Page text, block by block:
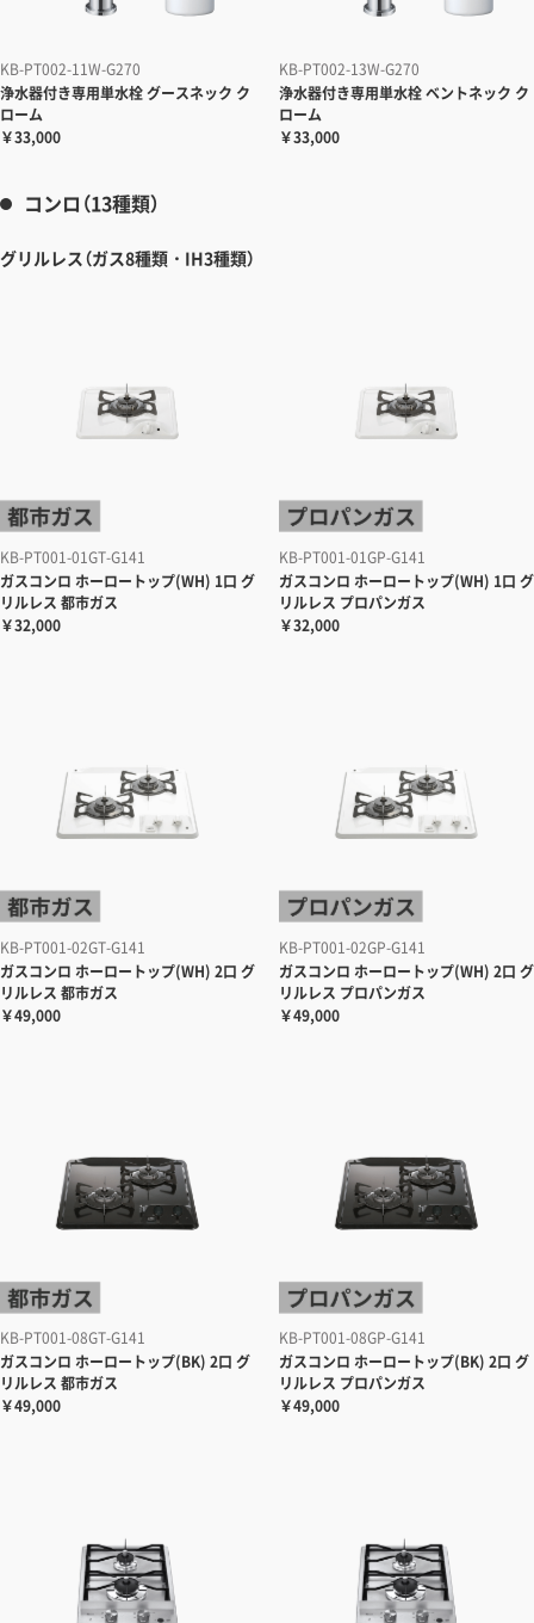
KB-PT002-11W-G270
浄水器付き専用単水栓グースネック ク
ローム
￥33,000
KB-PT002-13W-G270
浄水器付き専用単水栓ベントネック ク
ローム
￥33,000
コンロ（13種類）
グリルレス（ガス8種類・IH3種類）
KB-PT001-01GT-G141
ガスコンロ ホーロートップ(WH) 1口 グ
リルレス 都市ガス
￥32,000
KB-PT001-01GP-G141
ガスコンロ ホーロートップ(WH) 1口 グ
リルレス プロパンガス
￥32,000
KB-PT001-02GT-G141
ガスコンロ ホーロートップ(WH) 2口 グ
リルレス 都市ガス
￥49,000
KB-PT001-02GP-G141
ガスコンロ ホーロートップ(WH) 2口 グ
リルレス プロパンガス
￥49,000
KB-PT001-08GT-G141
ガスコンロ ホーロートップ(BK) 2口 グ
リルレス 都市ガス
￥49,000
KB-PT001-08GP-G141
ガスコンロ ホーロートップ(BK) 2口 グ
リルレス プロパンガス
￥49,000